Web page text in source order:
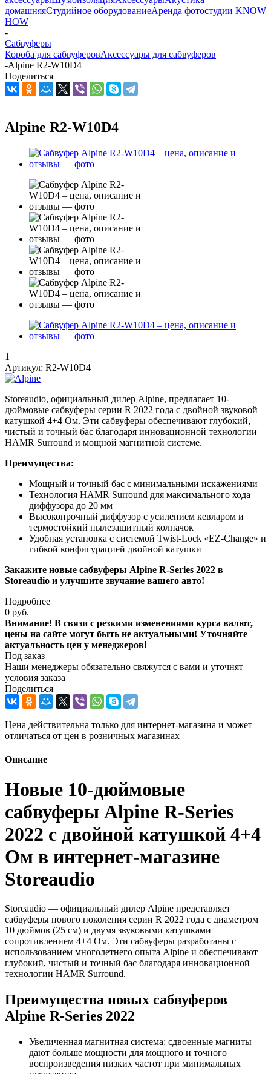
домашняяСтудийное оборудованиеАренда фотостудии KNOW
HOW
-
Сабвуферы
Короба для сабвуферовАксессуары для сабвуферов
-Alpine R2-W10D4
Поделиться
Alpine R2-W10D4
1
Артикул: R2-W10D4
Storeaudio, официальный дилер Alpine, предлагает 10-
дюймовые сабвуферы серии R 2022 года с двойной звуковой
катушкой 4+4 Ом. Эти сабвуферы обеспечивают глубокий,
чистый и точный бас благодаря инновационной технологии
HAMR Surround и мощной магнитной системе.
Преимущества:
Мощный и точный бас с минимальными искажениями
Технология HAMR Surround для максимального хода
диффузора до 20 мм
Высокопрочный диффузор с усилением кевларом и
термостойкий пылезащитный колпачок
Удобная установка с системой Twist-Lock «EZ-Change» и
гибкой конфигурацией двойной катушки
Закажите новые сабвуферы Alpine R-Series 2022 в
Storeaudio и улучшите звучание вашего авто!
Подробнее
0 руб.
Внимание! В связи с резкими изменениями курса валют,
цены на сайте могут быть не актуальными! Уточняйте
актуальность цен у менеджеров!
Под заказ
Наши менеджеры обязательно свяжутся с вами и уточнят
условия заказа
Поделиться
Цена действительна только для интернет-магазина и может
отличаться от цен в розничных магазинах
Описание
Новые 10-дюймовые
сабвуферы Alpine R-Series
2022 с двойной катушкой 4+4
Ом в интернет-магазине
Storeaudio
Storeaudio — официальный дилер Alpine представляет
сабвуферы нового поколения серии R 2022 года с диаметром
10 дюймов (25 см) и двумя звуковыми катушками
сопротивлением 4+4 Ом. Эти сабвуферы разработаны с
использованием многолетнего опыта Alpine и обеспечивают
глубокий, чистый и точный бас благодаря инновационной
технологии HAMR Surround.
Преимущества новых сабвуферов
Alpine R-Series 2022
Увеличенная магнитная система: сдвоенные магниты
дают больше мощности для мощного и точного
воспроизведения низких частот при минимальных